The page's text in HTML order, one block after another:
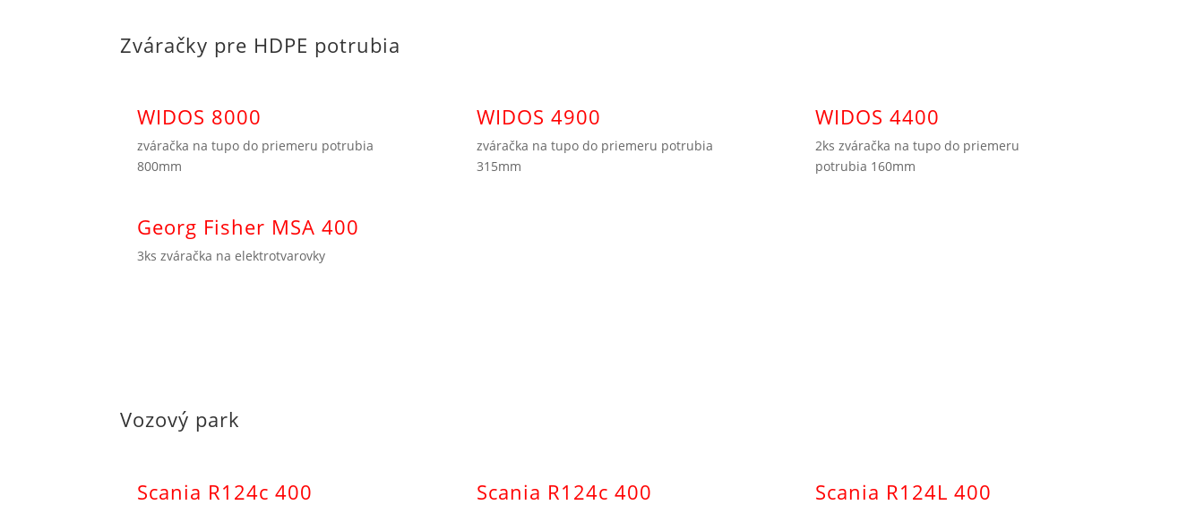
Zváračky pre HDPE potrubia
WIDOS 8000
zváračka na tupo do priemeru potrubia
800mm
Georg Fisher MSA 400
3ks zváračka na elektrotvarovky
WIDOS 4900
zváračka na tupo do priemeru potrubia
315mm
WIDOS 4400
2ks zváračka na tupo do priemeru
potrubia 160mm
Vozový park
Scania R124c 400 Scania R124c 400 Scania R124L 400